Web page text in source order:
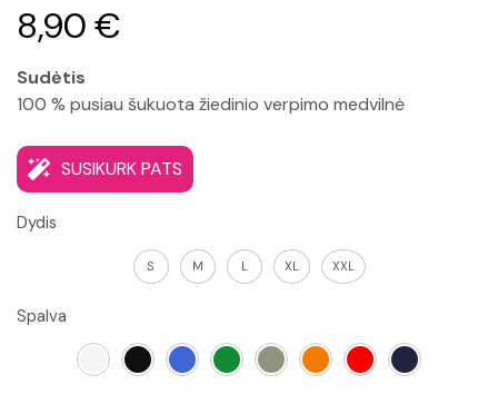
8,90€
Sudėtis
100 % pusiau šukuota žiedinio verpimo medvilnė
SUSIKURK PATS
Dydis
S M L XL XXL
Spalva